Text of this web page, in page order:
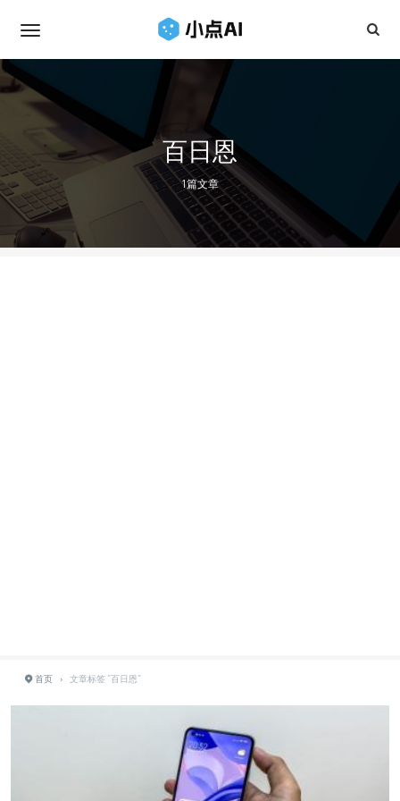
百日恩
1篇文章
首页 › 文章标签 "百日恩"